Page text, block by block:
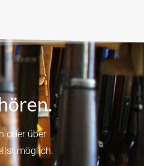
oder über
möglich.